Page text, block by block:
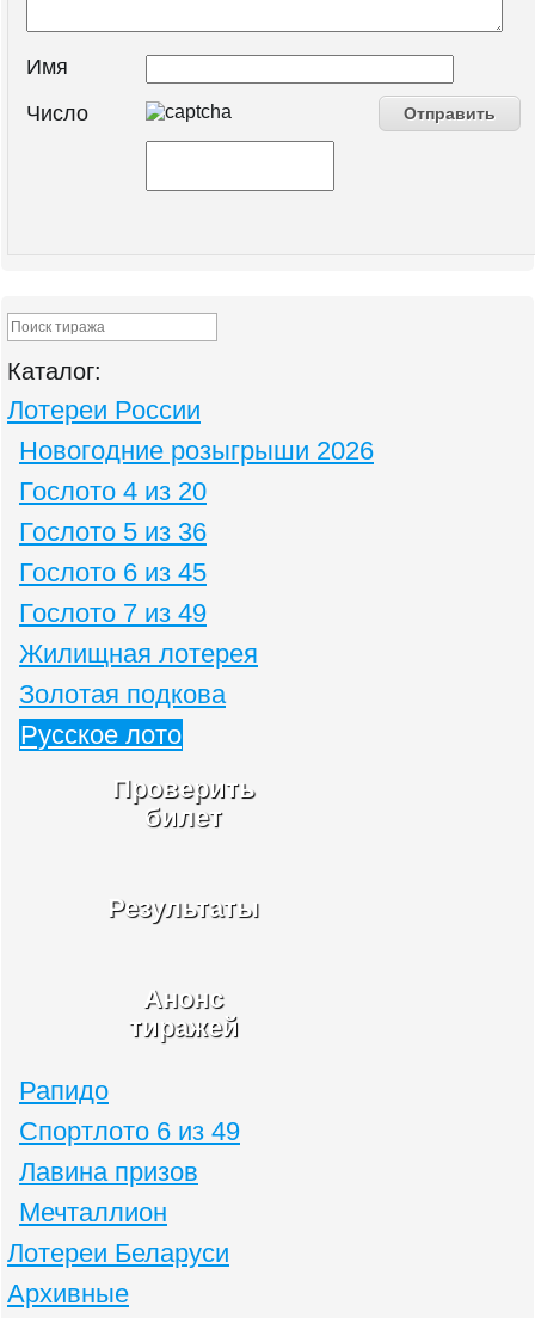
Имя
Число
Каталог:
Лотереи России
Новогодние розыгрыши 2026
Гослото 4 из 20
Гослото 5 из 36
Гослото 6 из 45
Гослото 7 из 49
Жилищная лотерея
Золотая подкова
Русское лото
Проверить
билет
Результаты
Анонс
тиражей
Рапидо
Спортлото 6 из 49
Лавина призов
Мечталлион
Лотереи Беларуси
Архивные